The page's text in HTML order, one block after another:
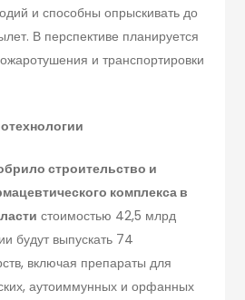
и способны опрыскивать до
В перспективе планируется
и транспортировки
строительство и
комплекса в
стоимостью 42,5 млрд
будут выпускать 74
включая препараты для
аутоиммунных и орфанных